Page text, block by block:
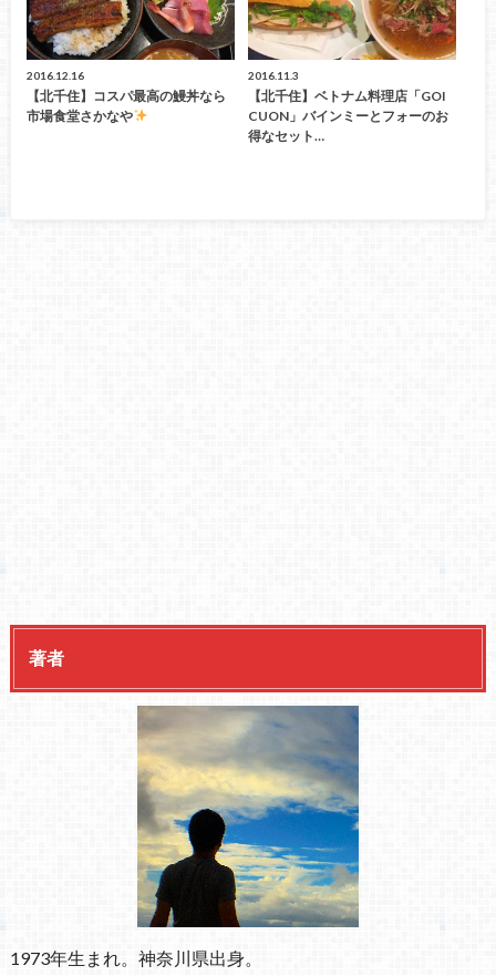
2016.12.16
【北千住】コスパ最高の鰻丼なら
市場食堂さかなや
2016.11.3
【北千住】ベトナム料理店「GOI
CUON」バインミーとフォーのお
得なセット…
著者
1973年生まれ。神奈川県出身。